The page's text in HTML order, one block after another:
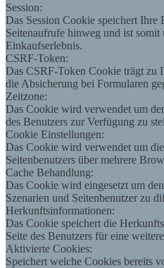
Session:
Das Session Cookie speichert Ihre
Seitenaufrufe hinweg und ist
Einkaufserlebnis.
CSRF-Token:
Das CSRF-Token Cookie trägt zu
die Absicherung bei Formularen
Zeitzone:
Das Cookie wird verwendet um
des Benutzers zur Verfügung zu
Cookie Einstellungen:
Das Cookie wird verwendet um
Seitenbenutzers über mehrere
Cache Behandlung:
Das Cookie wird eingesetzt um
Szenarien und Seitenbenutzer zu
Herkunftsinformationen:
Das Cookie speichert die
Seite des Benutzers für eine
Aktivierte Cookies:
Speichert welche Cookies bereits